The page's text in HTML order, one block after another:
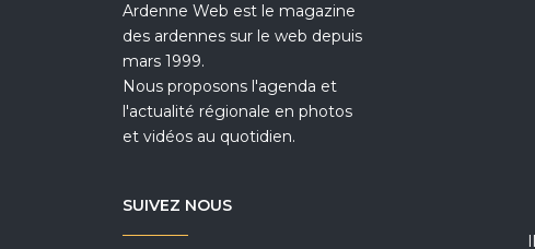
Ardenne Web est le magazine
des ardennes sur le web depuis
mars 1999.
Nous proposons l'agenda et
l'actualité régionale en photos
et vidéos au quotidien.
SUIVEZ NOUS